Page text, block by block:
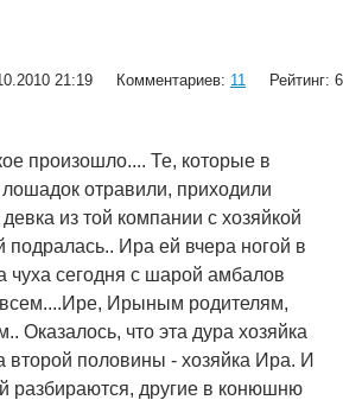
21:19 Комментариев: 11 Рейтинг: 6
произошло.... Те, которые в
отравили, приходили
из той компании с хозяйкой
Ира ей вчера ногой в
чуха сегодня с шарой амбалов
Ирыным родителям,
Оказалось, что эта дура хозяйка
половины - хозяйка Ира. И
разбираются, другие в конюшню